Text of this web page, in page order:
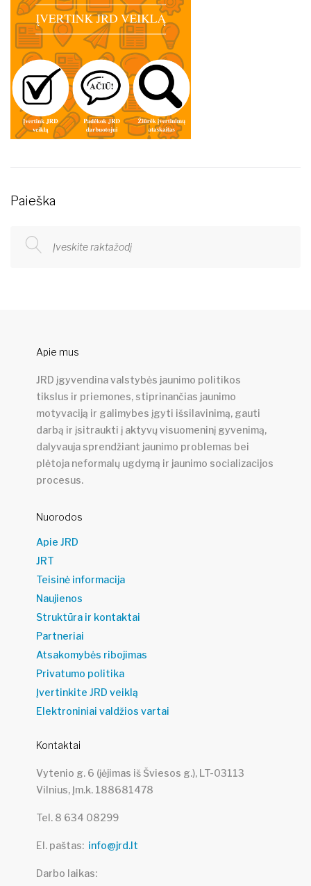
Paieška
Apie mus
JRD įgyvendina valstybės jaunimo politikos
tikslus ir priemones, stiprinančias jaunimo
motyvaciją ir galimybes įgyti išsilavinimą, gauti
darbą ir įsitraukti į aktyvų visuomeninį gyvenimą,
dalyvauja sprendžiant jaunimo problemas bei
plėtoja neformalų ugdymą ir jaunimo socializacijos
procesus.
Nuorodos
Apie JRD
JRT
Teisinė informacija
Naujienos
Struktūra ir kontaktai
Partneriai
Atsakomybės ribojimas
Privatumo politika
Įvertinkite JRD veiklą
Elektroniniai valdžios vartai
Kontaktai
Vytenio g. 6 (įėjimas iš Šviesos g.), LT-03113
Vilnius, Įm.k. 188681478
Tel. 8 634 08299
El. paštas info@jrd.lt
Darbo laikas